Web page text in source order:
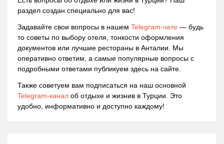
раздел создан специально для вас!
Задавайте свои вопросы в нашем Telegram-чате — будь
то советы по выбору отеля, тонкости оформления
документов или лучшие рестораны в Анталии. Мы
оперативно ответим, а самые популярные вопросы с
подробными ответами публикуем здесь на сайте.
Также советуем вам подписаться на наш основной
Telegram-канал об отдыхе и жизнив в Турции. Это
удобно, информативно и доступно каждому!